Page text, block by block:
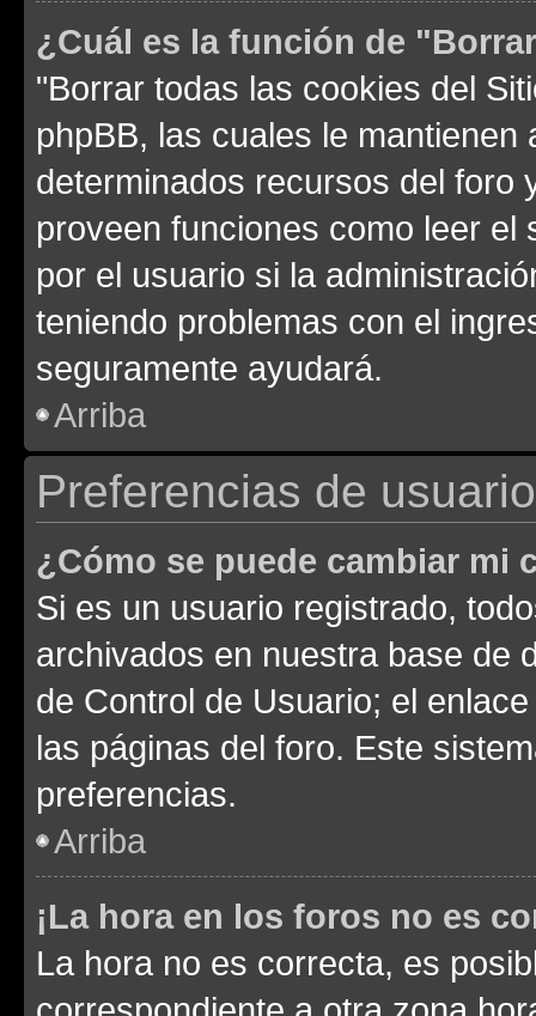
¿Cuál es la función de
"Borrar todas las cookies del
phpBB, las cuales le
determinados recursos del foro
proveen funciones como leer el
por el usuario si la
teniendo problemas con el
seguramente ayudará.
Arriba
Preferencias de
¿Cómo se puede cambiar mi
Si es un usuario registrado,
archivados en nuestra base de
de Control de Usuario; el
las páginas del foro. Este
preferencias.
Arriba
¡La hora en los foros no es
La hora no es correcta, es